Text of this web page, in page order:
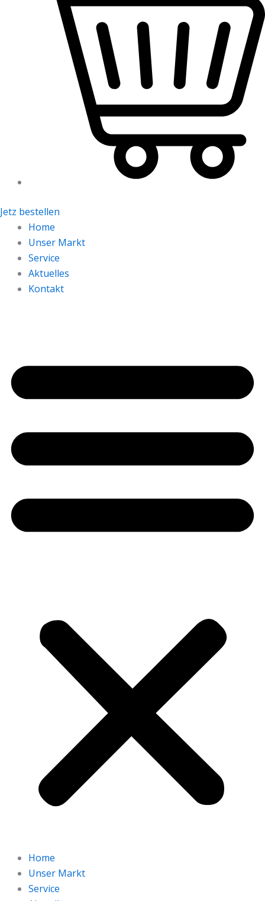
Jetz bestellen
Home
Unser Markt
Service
Aktuelles
Kontakt
Home
Unser Markt
Service